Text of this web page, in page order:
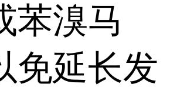
苯溴马
免延长发